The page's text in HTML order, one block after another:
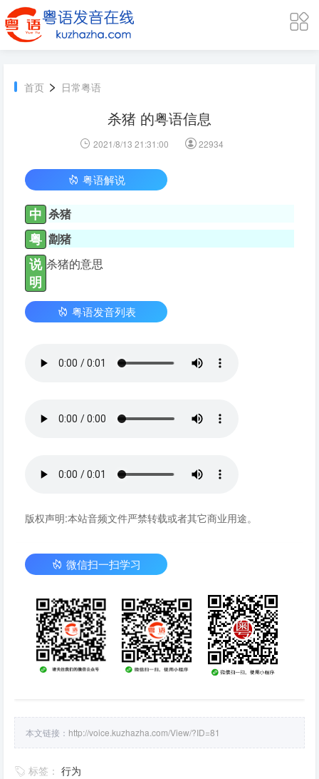
首页 > 日常粤语
杀猪 的粤语信息
2021/8/13 21:31:00 22934
粤语解说
中 杀猪
粤 劏猪
说
明
杀猪的意思
粤语发音列表
版权声明:本站音频文件严禁转载或者其它商业用途。
微信扫一扫学习
本文链接： http://voice.kuzhazha.com/View/?ID=81
标签： 行为